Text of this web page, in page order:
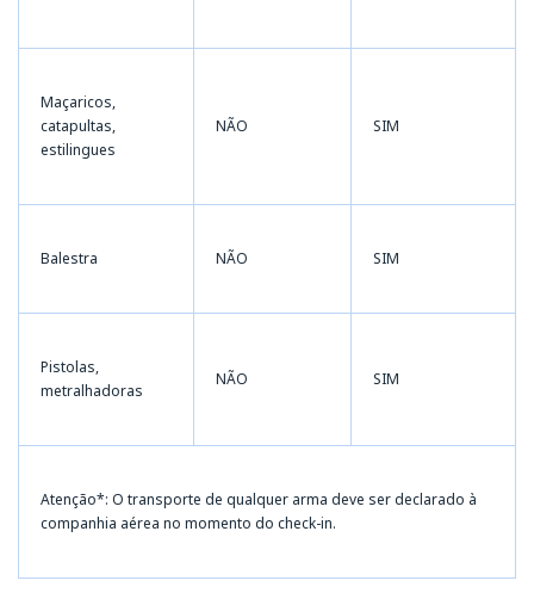
Maçaricos,
catapultas,
estilingues
NÃO SIM
Balestra NÃO SIM
Pistolas,
metralhadoras
NÃO SIM
Atenção*: O transporte de qualquer arma deve ser declarado à
companhia aérea no momento do check-in.